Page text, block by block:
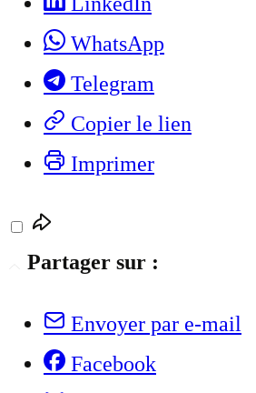
WhatsApp
Telegram
Copier le lien
Imprimer
Partager sur :
Envoyer par e-mail
Facebook